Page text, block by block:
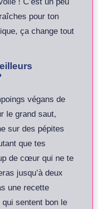
pour ton
ça change tout
végans de
le grand saut,
sur des pépites
que tes
de cœur qui ne te
jusqu’à deux
une recette
sentent bon le